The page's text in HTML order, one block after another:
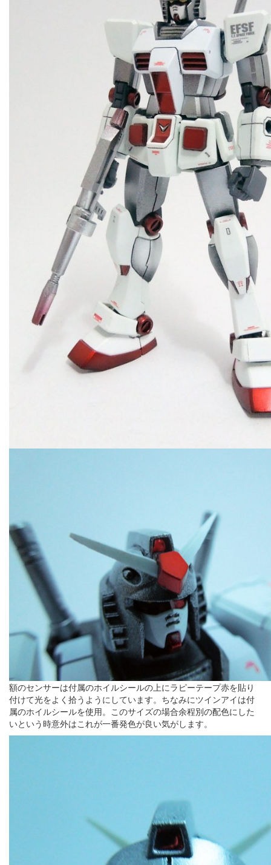
額のセンサーは付属のホイルシールの上にラピーテープ赤を貼り
付けて光をよく拾うようにしています。ちなみにツインアイは付
属のホイルシールを使用。このサイズの場合余程別の配色にした
いという時意外はこれが一番発色が良い気がします。